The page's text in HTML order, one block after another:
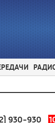
10:40